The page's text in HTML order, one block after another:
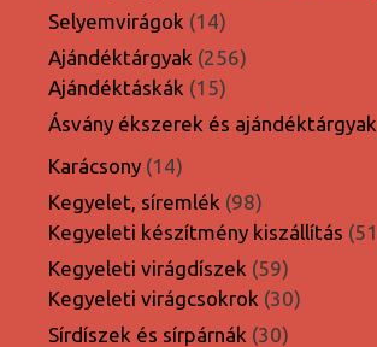
Selyemvirágok 1414
termék
Ajándéktárgyak 256256
Ajándéktáskák 1515
termék
Ásvány ékszerek és ajándéktárgyak
Karácsony 1414
termék
Kegyelet, síremlék 9898
termék
Kegyeleti készítmény kiszállítás 51
Kegyeleti virágdíszek 5959
termék
Kegyeleti virágcsokrok 3030
Sírdíszek és sírpárnák 3030